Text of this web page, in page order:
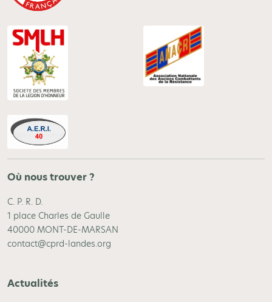
Où nous trouver ?
C. P. R. D.
1 place Charles de Gaulle
40000 MONT-DE-MARSAN
contact@cprd-landes.org
Actualités